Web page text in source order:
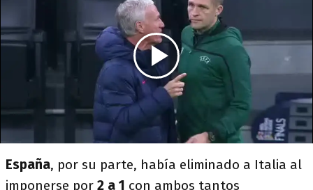
España, por su parte, había eliminado a Italia al
imponerse por 2 a 1 con ambos tantos